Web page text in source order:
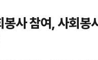
사 참여, 사회봉